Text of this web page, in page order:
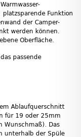
Funktion
der Camper-
werden können.
Oberfläche.
passende
Ablaufquerschnitt
für 19 oder 25mm
Wunschmaß). Das
unterhalb der Spüle